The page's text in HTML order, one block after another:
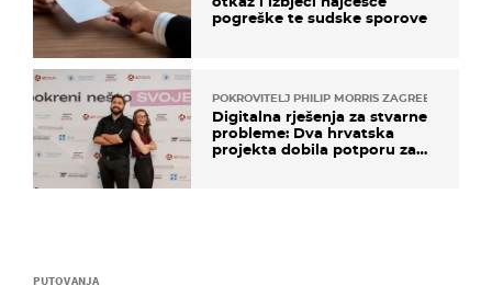
PUTOVANJA
pogreške te sudske sporove
POKROVITELJ PHILIP MORRIS ZAGREB
Digitalna rješenja za stvarne
probleme: Dva hrvatska
projekta dobila potporu za